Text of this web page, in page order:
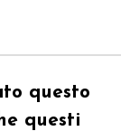
questo
questi